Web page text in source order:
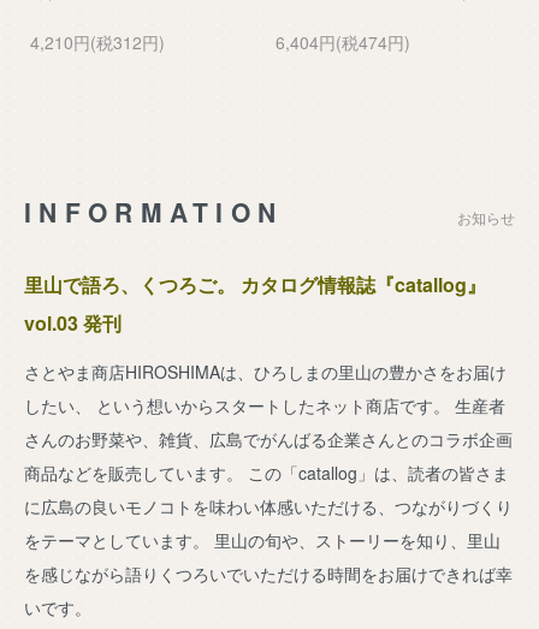
4,210円(税312円) 6,404円(税474円)
INFORMATION お知らせ
里山で語ろ、くつろご。 カタログ情報誌『catallog』
vol.03 発刊
さとやま商店HIROSHIMAは、ひろしまの里山の豊かさをお届け
したい、 という想いからスタートしたネット商店です。 生産者
さんのお野菜や、雑貨、広島でがんばる企業さんとのコラボ企画
商品などを販売しています。 この「catallog」は、読者の皆さま
に広島の良いモノコトを味わい体感いただける、つながりづくり
をテーマとしています。 里山の旬や、ストーリーを知り、里山
を感じながら語りくつろいでいただける時間をお届けできれば幸
いです。